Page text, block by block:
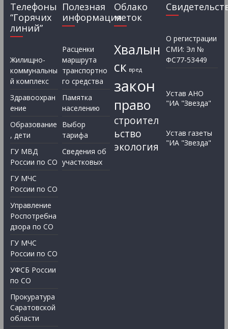
Телефоны
“Горячих
линий”
Жилищно-
коммунальны
й комплекс
Здравоохран
ение
Образование
, дети
ГУ МВД
России по СО
ГУ МЧС
России по СО
Управление
Роспотребна
дзора по СО
ГУ МЧС
России по СО
УФСБ России
по СО
Прокуратура
Саратовской
области
Полезная
информация
Расценки
маршрута
транспортно
го средства
Памятка
населению
Выбор
тарифа
Сведения об
участковых
Облако
меток
Хвалын
ск вред
закон
право
строител
ьство
экология
О регистрации
СМИ: Эл №
ФС77-53449
Устав АНО
"ИА "Звезда"
Устав газеты
"ИА "Звезда"